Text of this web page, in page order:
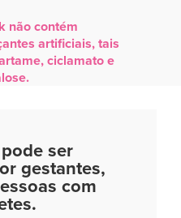
não contém
artificiais, tais
ciclamato e
ser
gestantes,
com